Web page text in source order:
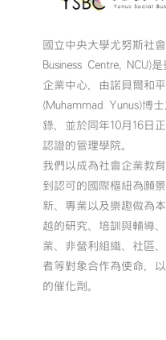
國立中央大學尤努斯社
Business Centre, NCU)
企業中心，由諾貝爾和
(Muhammad Yunus)博
錄，並於同年10月16日
認證的管理學院。
我們以成為社會企業教
到認可的國際樞紐為願
新、專業以及樂趣做為
越的研究、培訓與輔導
業、非營利組織、社區
者等對象合作為使命，
的催化劑。